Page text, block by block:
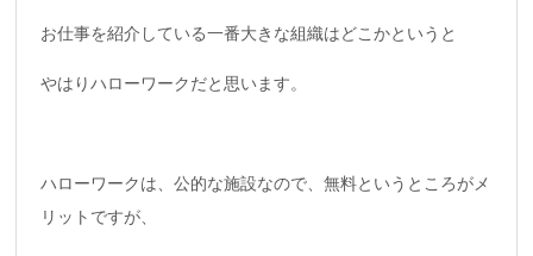
お仕事を紹介している一番大きな組織はどこかというと
やはりハローワークだと思います。
ハローワークは、公的な施設なので、無料というところがメ
リットですが、